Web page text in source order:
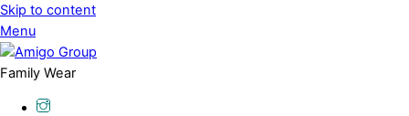
Skip to content
Menu
Family Wear